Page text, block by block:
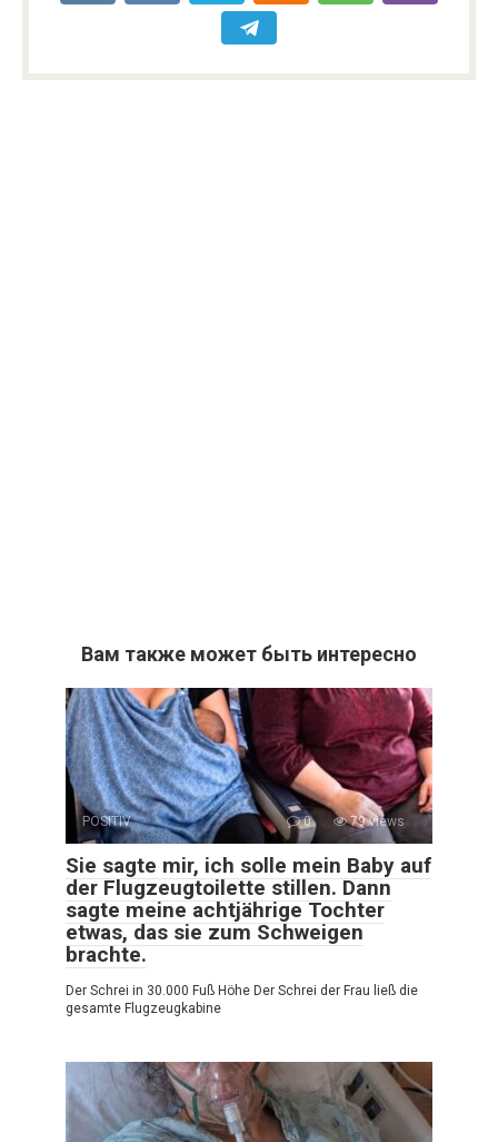
Вам также может быть интересно
POSITIV 0 79 views
Sie sagte mir, ich solle mein Baby auf
der Flugzeugtoilette stillen. Dann
sagte meine achtjährige Tochter
etwas, das sie zum Schweigen
brachte.
Der Schrei in 30.000 Fuß Höhe Der Schrei der Frau ließ die
gesamte Flugzeugkabine